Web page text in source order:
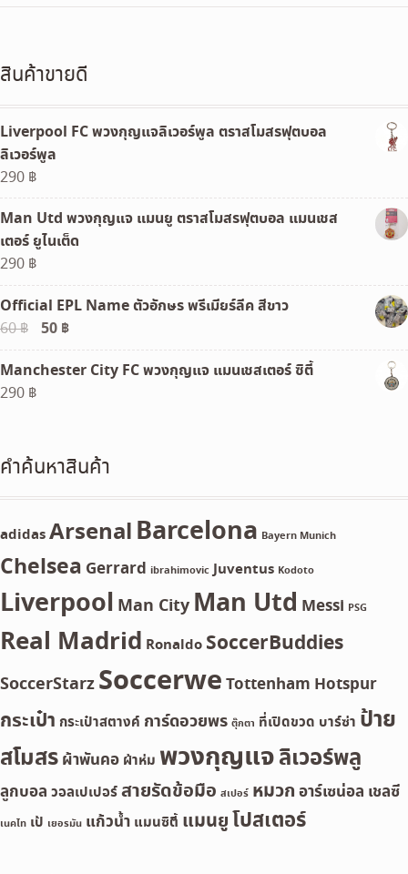
สินค้าขายดี
Liverpool FC พวงกุญแจลิเวอร์พูล ตราสโมสรฟุตบอล
ลิเวอร์พูล
290 ฿
Man Utd พวงกุญแจ แมนยู ตราสโมสรฟุตบอล แมนเชส
เตอร์ ยูไนเต็ด
290 ฿
Official EPL Name ตัวอักษร พรีเมียร์ลีค สีขาว
60฿
Original
price
was:
60 ฿.
50 ฿Current
price
is:
Manchester City FC พวงกุญแจ แมนเชสเตอร์ ซิตี้
290 ฿
คำค้นหาสินค้า
adidasArsenalBarcelona Bayern Munich
Chelsea Gerrard ibrahimovic Juventus Kodoto
Liverpool Man City Man Utd Messi PSG
Real Madrid Ronaldo SoccerBuddies
SoccerStarzSoccerwe Tottenham Hotspur
กระเป๋า กระเป๋าสตางค์ การ์ดอวยพร ตุ๊กตา ที่เปิดขวด บาร์ซ่า ป้าย
สโมสร ผ้าพันคอ ผ้าห่ม พวงกุญแจลิเวอร์พลู
ลูกบอล วอลเปเปอร์สายรัดข้อมือ สเปอร์ หมวก อาร์เซน่อล เชลซี
เนคไท เป้ เยอรมัน แก้วน้ำ แมนซิตี้ แมนยูโปสเตอร์